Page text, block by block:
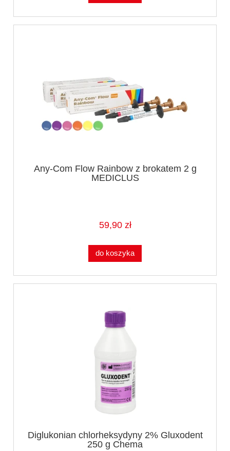
Any-Com Flow Rainbow z brokatem 2 g
MEDICLUS
59,90 zł
do koszyka
Diglukonian chlorheksydyny 2% Gluxodent
250 g Chema